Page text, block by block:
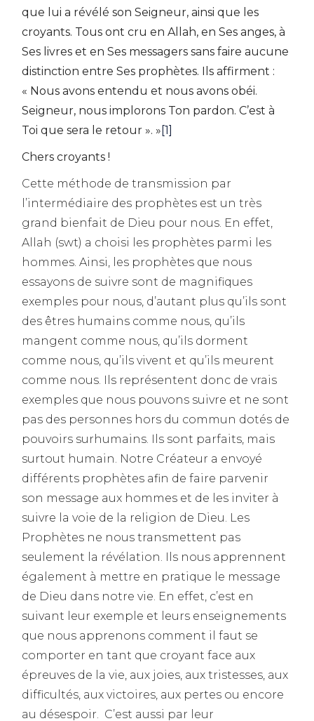
que lui a révélé son Seigneur, ainsi que les
croyants. Tous ont cru en Allah, en Ses anges, à
Ses livres et en Ses messagers sans faire aucune
distinction entre Ses prophètes. Ils affirment :
« Nous avons entendu et nous avons obéi.
Seigneur, nous implorons Ton pardon. C’est à
Toi que sera le retour ». » [1]
Chers croyants !
Cette méthode de transmission par
l’intermédiaire des prophètes est un très
grand bienfait de Dieu pour nous. En effet,
Allah (swt) a choisi les prophètes parmi les
hommes. Ainsi, les prophètes que nous
essayons de suivre sont de magnifiques
exemples pour nous, d’autant plus qu’ils sont
des êtres humains comme nous, qu’ils
mangent comme nous, qu’ils dorment
comme nous, qu’ils vivent et qu’ils meurent
comme nous. Ils représentent donc de vrais
exemples que nous pouvons suivre et ne sont
pas des personnes hors du commun dotés de
pouvoirs surhumains. Ils sont parfaits, mais
surtout humain. Notre Créateur a envoyé
différents prophètes afin de faire parvenir
son message aux hommes et de les inviter à
suivre la voie de la religion de Dieu. Les
Prophètes ne nous transmettent pas
seulement la révélation. Ils nous apprennent
également à mettre en pratique le message
de Dieu dans notre vie. En effet, c’est en
suivant leur exemple et leurs enseignements
que nous apprenons comment il faut se
comporter en tant que croyant face aux
épreuves de la vie, aux joies, aux tristesses, aux
difficultés, aux victoires, aux pertes ou encore
au désespoir. C’est aussi par leur